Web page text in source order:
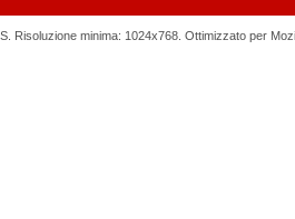
Risoluzione minima: 1024x768. Ottimizzato per